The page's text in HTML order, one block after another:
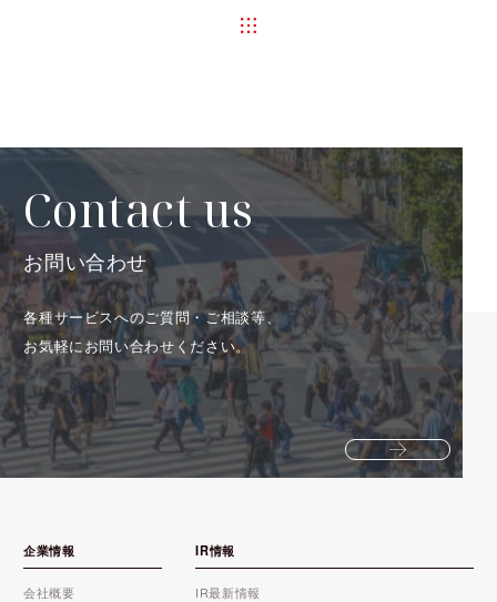
Contact us
お問い合わせ
各種サービスへのご質問・ご相談等、
お気軽にお問い合わせください。
企業情報
会社概要
IR情報
IR最新情報